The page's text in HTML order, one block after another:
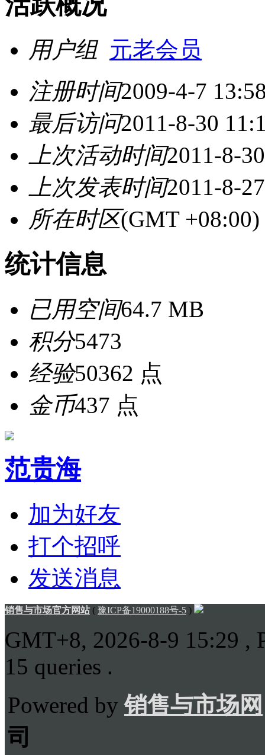
用户组 元老会员
注册时间2009-4-7
最后访问2011-8-30
上次活动时间2011-8-
上次发表时间2011-8-
所在时区(GMT
统计信息
已用空间64.7 MB
积分5473
经验50362 点
金币437 点
范贵海
加为好友
打个招呼
发送消息
销售与市场官方网站( 豫ICP备19000188号-5 )
GMT+8, 2026-8-9 15:29 ,
15 queries .
Powered by销售与市场网
司